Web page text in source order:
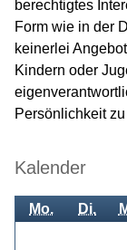
berechtigtes
Form wie in der
keinerlei
Kindern oder
Persönlichkeit
Kalender
Mo. Di.